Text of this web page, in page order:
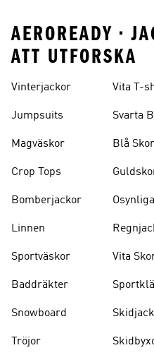
AEROREADY •
ATT UTFORSKA
Vinterjackor
Jumpsuits
Magväskor
Crop Tops
Bomberjackor
Linnen
Sportväskor
Baddräkter
Snowboard
Tröjor
Vita T-
Svarta
Blå Skor
Osynliga
Vita